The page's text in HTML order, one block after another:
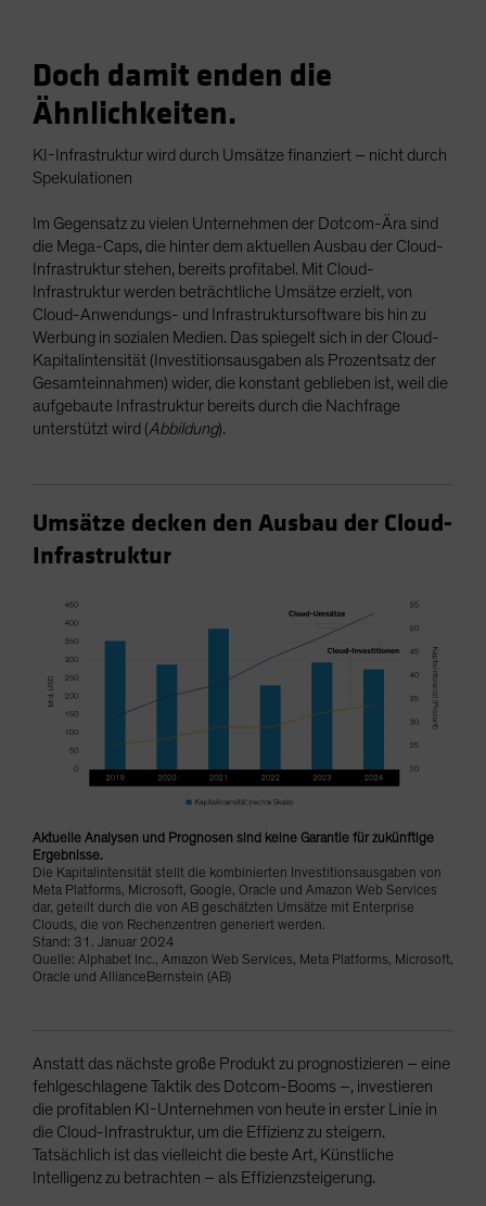
Doch damit enden die
Ähnlichkeiten.
KI-Infrastruktur wird durch Umsätze finanziert – nicht durch
Spekulationen
Im Gegensatz zu vielen Unternehmen der Dotcom-Ära sind
die Mega-Caps, die hinter dem aktuellen Ausbau der Cloud-
Infrastruktur stehen, bereits profitabel. Mit Cloud-
Infrastruktur werden beträchtliche Umsätze erzielt, von
Cloud-Anwendungs- und Infrastruktursoftware bis hin zu
Werbung in sozialen Medien. Das spiegelt sich in der Cloud-
Kapitalintensität (Investitionsausgaben als Prozentsatz der
Gesamteinnahmen) wider, die konstant geblieben ist, weil die
aufgebaute Infrastruktur bereits durch die Nachfrage
unterstützt wird (Abbildung).
Umsätze decken den Ausbau der Cloud-
Infrastruktur
Aktuelle Analysen und Prognosen sind keine Garantie für zukünftige
Ergebnisse.
Die Kapitalintensität stellt die kombinierten Investitionsausgaben von
Meta Platforms, Microsoft, Google, Oracle und Amazon Web Services
dar, geteilt durch die von AB geschätzten Umsätze mit Enterprise
Clouds, die von Rechenzentren generiert werden.
Stand: 31. Januar 2024
Quelle: Alphabet Inc., Amazon Web Services, Meta Platforms, Microsoft,
Oracle und AllianceBernstein (AB)
Anstatt das nächste große Produkt zu prognostizieren – eine
fehlgeschlagene Taktik des Dotcom-Booms –, investieren
die profitablen KI-Unternehmen von heute in erster Linie in
die Cloud-Infrastruktur, um die Effizienz zu steigern.
Tatsächlich ist das vielleicht die beste Art, Künstliche
Intelligenz zu betrachten – als Effizienzsteigerung.